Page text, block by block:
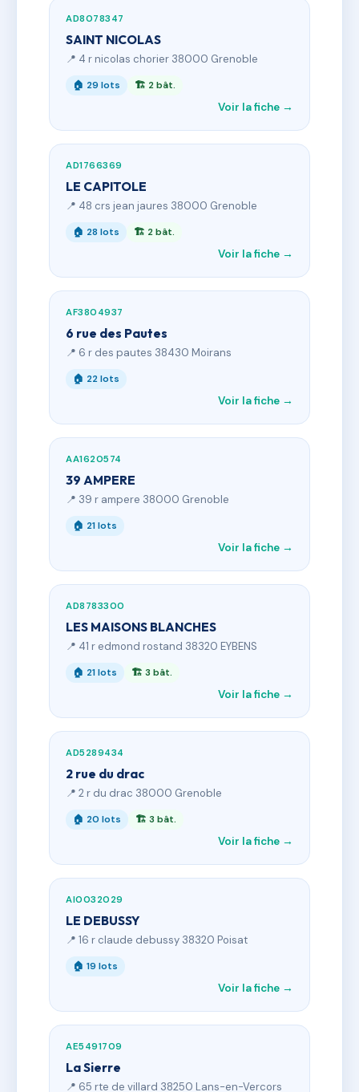
AD8078347
SAINT NICOLAS
📍 4 r nicolas chorier 38000 Grenoble
🏠 29 lots 🏗 2 bât.
Voir la fiche →
AD1766369
LE CAPITOLE
📍 48 crs jean jaures 38000 Grenoble
🏠 28 lots 🏗 2 bât.
Voir la fiche →
AF3804937
6 rue des Pautes
📍 6 r des pautes 38430 Moirans
🏠 22 lots
Voir la fiche →
AA1620574
39 AMPERE
📍 39 r ampere 38000 Grenoble
🏠 21 lots
Voir la fiche →
AD8783300
LES MAISONS BLANCHES
📍 41 r edmond rostand 38320 EYBENS
🏠 21 lots 🏗 3 bât.
Voir la fiche →
AD5289434
2 rue du drac
📍 2 r du drac 38000 Grenoble
🏠 20 lots 🏗 3 bât.
Voir la fiche →
AI0032029
LE DEBUSSY
📍 16 r claude debussy 38320 Poisat
🏠 19 lots
Voir la fiche →
AE5491709
La Sierre
📍 65 rte de villard 38250 Lans-en-Vercors